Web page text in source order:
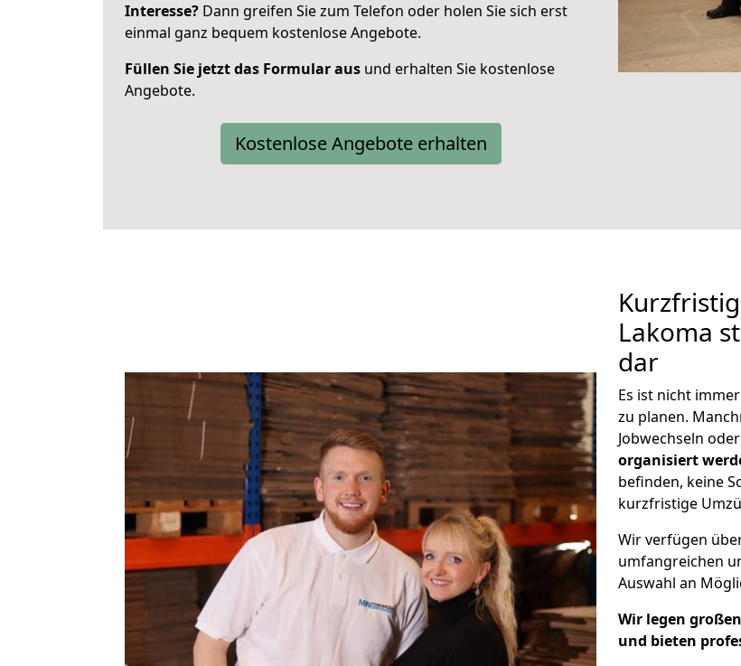
Interesse? Dann greifen Sie zum Telefon oder holen Sie sich erst
einmal ganz bequem kostenlose Angebote.
Füllen Sie jetzt das Formular aus und erhalten Sie kostenlose
Angebote.
Kostenlose Angebote erhalten
Lakoma
dar
Es ist nicht
zu planen.
Jobwechseln
organisiert
befinden, keine
kurzfristige
Wir verfügen
umfangreichen
Auswahl an
Wir legen
und bieten